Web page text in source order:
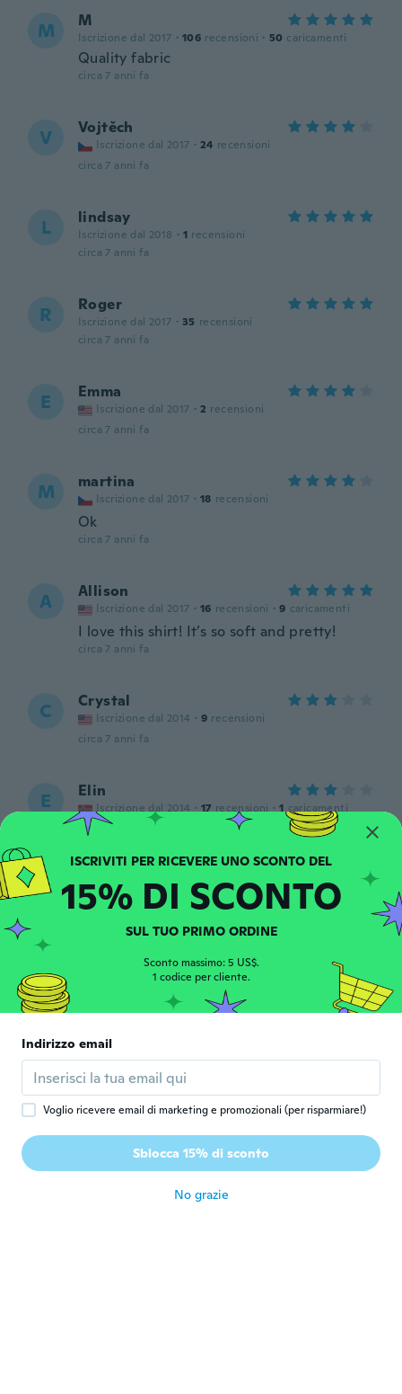
M M
Iscrizione dal 2017 · 106 recensioni · 50 caricamenti
Quality fabric
circa 7 anni fa
V Vojtěch
Iscrizione dal 2017 · 24 recensioni
circa 7 anni fa
L lindsay
Iscrizione dal 2018 · 1 recensioni
circa 7 anni fa
R Roger
Iscrizione dal 2017 · 35 recensioni
circa 7 anni fa
E Emma
Iscrizione dal 2017 · 2 recensioni
circa 7 anni fa
M martina
Iscrizione dal 2017 · 18 recensioni
Ok
circa 7 anni fa
A Allison
Iscrizione dal 2017 · 16 recensioni · 9 caricamenti
I love this shirt! It’s so soft and pretty!
circa 7 anni fa
C Crystal
Iscrizione dal 2014 · 9 recensioni
circa 7 anni fa
E Elin
Iscrizione dal 2014 · 17 recensioni · 1 caricamenti
circa 7 anni fa
C Czarek
Iscrizione dal 2019 · 35 recensioni · 19 caricamenti
circa 7 anni fa
N Iscrizione dal 2017 recensioni caricamenti
regular collection. It doesn’t feel or look
cheap. It feels like a $20 shirt. It’s cotton. I
am usually a medium but I wanted this shirt
to be slightly oversized so I ordered an XL.
Extremely happy with the results. Starting
kept rolling in. It looks cute worn different
15% DI SCONTO
SUL TUO PRIMO ORDINE
Sconto massimo: 5 US$.
1 codice per cliente.
Indirizzo email
Voglio ricevere email di marketing e promozionali (per risparmiare!)
Sblocca 15% di sconto
No grazie